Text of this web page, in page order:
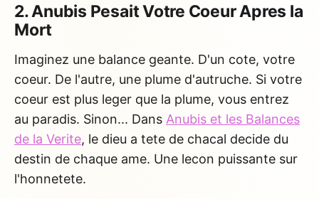
2. Anubis Pesait Votre Coeur Apres la
Mort
Imaginez une balance geante. D'un cote, votre
coeur. De l'autre, une plume d'autruche. Si votre
coeur est plus leger que la plume, vous entrez
au paradis. Sinon... Dans Anubis et les Balances
de la Verite, le dieu a tete de chacal decide du
destin de chaque ame. Une lecon puissante sur
l'honnetete.